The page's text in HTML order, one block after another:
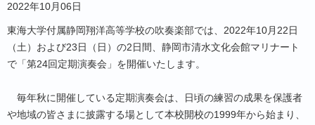
2022年10月06日
東海大学付属静岡翔洋高等学校の吹奏楽部では、2022年10月22日
（土）および23日（日）の2日間、静岡市清水文化会館マリナート
で「第24回定期演奏会」を開催いたします。
毎年秋に開催している定期演奏会は、日頃の練習の成果を保護者
や地域の皆さまに披露する場として本校開校の1999年から始まり、